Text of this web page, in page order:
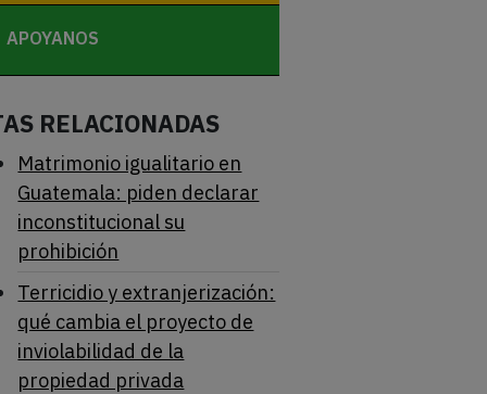
APOYANOS
RELACIONADAS
Matrimonio igualitario en
Guatemala: piden declarar
inconstitucional su
prohibición
Terricidio y extranjerización:
qué cambia el proyecto de
inviolabilidad de la
propiedad privada